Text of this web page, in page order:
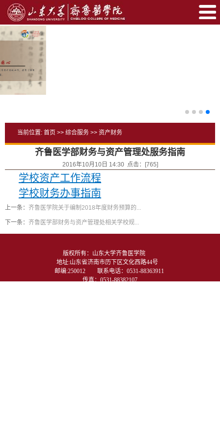
当前位置: 首页 >> 综合服务 >> 资产财务
齐鲁医学部财务与资产管理处服务指南
2016年10月10日 14:30 点击：[765]
学校资产工作流程
学校财务办事指南
上一条： 齐鲁医学院关于编制2018年度财务预算的...
下一条： 齐鲁医学部财务与资产管理处相关学校规...
版权所有：山东大学齐鲁医学院
地址:山东省济南市历下区文化西路44号
邮编:250012　　联系电话：0531-88363911
传真：0531-88382107